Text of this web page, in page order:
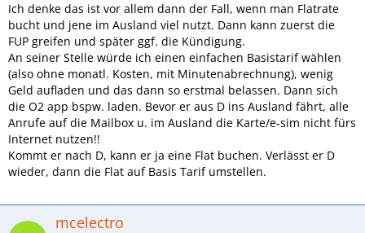
Ich denke das ist vor allem dann der Fall, wenn man Flatrate
bucht und jene im Ausland viel nutzt. Dann kann zuerst die
FUP greifen und später ggf. die Kündigung.
An seiner Stelle würde ich einen einfachen Basistarif wählen
(also ohne monatl. Kosten, mit Minutenabrechnung), wenig
Geld aufladen und das dann so erstmal belassen. Dann sich
die O2 app bspw. laden. Bevor er aus D ins Ausland fährt, alle
Anrufe auf die Mailbox u. im Ausland die Karte/e-sim nicht fürs
Internet nutzen!!
Kommt er nach D, kann er ja eine Flat buchen. Verlässt er D
wieder, dann die Flat auf Basis Tarif umstellen.
mcelectro